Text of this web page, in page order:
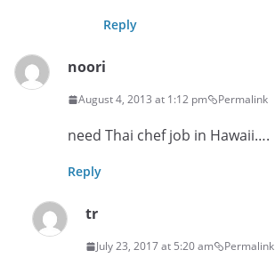
Reply
noori
August 4, 2013 at 1:12 pm Permalink
need Thai chef job in Hawaii….
Reply
tr
July 23, 2017 at 5:20 am Permalink